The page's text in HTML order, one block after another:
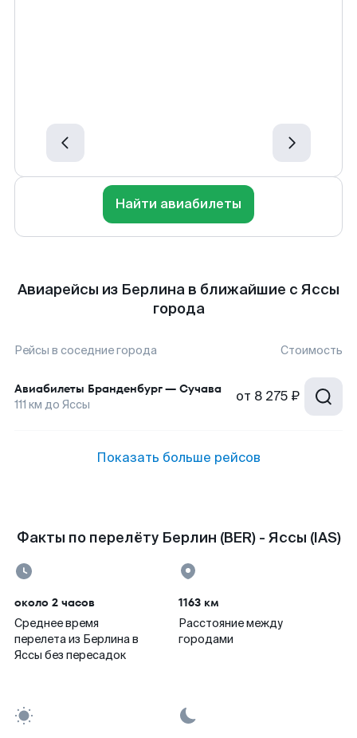
Найти авиабилеты
Авиарейсы из Берлина в ближайшие с Яссы
города
Рейсы в соседние города Стоимость
Авиабилеты Бранденбург— Сучава
111 км до Яссы от 8 275 ₽
Показать больше рейсов
Факты по перелёту Берлин (BER) - Яссы (IAS)
около 2 часов
Среднее время
перелета из Берлина в
Яссы без пересадок
1163 км
Расстояние между
городами